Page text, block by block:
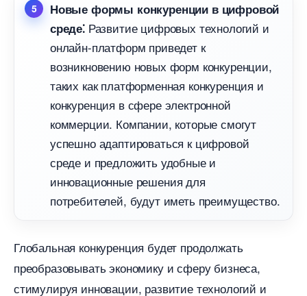
Новые формы конкуренции в цифровой
среде⁚Развитие цифровых технологий и
онлайн-платформ приведет к
озникновению новых форм конкуренции,
таких как платформенная конкуренция и
конкуренция в сфере электронной
коммерции.​ Компании, которые смогут
успешно адаптироваться к цифровой
среде и предложить удобные и
инновационные решения для
потребителей, будут иметь преимущество.​
Глобальная конкуренция будет продолжать
преобразовывать экономику и сферу бизнеса,
стимулируя инновации, развитие технологий и